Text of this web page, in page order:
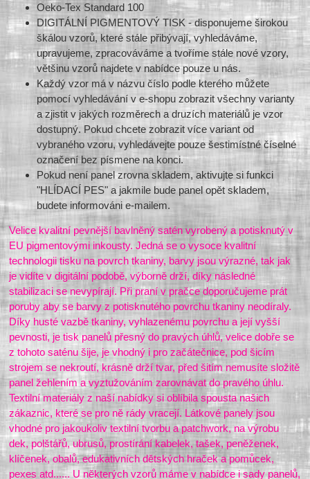
Oeko-Tex Standard 100
DIGITÁLNÍ PIGMENTOVÝ TISK - disponujeme širokou
škálou vzorů, které stále přibývají, vyhledáváme,
upravujeme, zpracováváme a tvoříme stále nové vzory,
většinu vzorů najdete v nabídce pouze u nás.
Každý vzor má v názvu číslo podle kterého můžete
pomocí vyhledávání v e-shopu zobrazit všechny varianty
a zjistit v jakých rozměrech a druzích materiálů je vzor
dostupný. Pokud chcete zobrazit více variant od
vybraného vzoru, vyhledávejte pouze šestimístné číselné
označení bez písmene na konci.
Pokud není panel zrovna skladem, aktivujte si funkci
"HLÍDACÍ PES" a jakmile bude panel opět skladem,
budete informováni e-mailem.
Velice kvalitní pevnější bavlněný satén vyrobený a potisknutý v
EU pigmentovými inkousty. Jedná se o vysoce kvalitní
technologii tisku na povrch tkaniny, barvy jsou výrazné, tak jak
je vidíte v digitální podobě, výborně drží, díky následné
stabilizaci se nevypírají. Při praní v pračce doporučujeme prát
poruby aby se barvy z potisknutého povrchu tkaniny neodíraly.
Díky husté vazbě tkaniny, vyhlazenému povrchu a její vyšší
pevnosti, je tisk panelů přesný do pravých úhlů, velice dobře se
z tohoto saténu šije, je vhodný i pro začátečnice, pod šicím
strojem se nekroutí, krásně drží tvar, před šitím nemusíte složitě
panel žehlením a vyztužováním zarovnávat do pravého úhlu.
Textilní materiály z naší nabídky si oblíbila spousta našich
zákaznic, které se pro ně rády vracejí. Látkové panely jsou
vhodné pro jakoukoliv textilní tvorbu a patchwork, na výrobu
dek, polštářů, ubrusů, prostírání kabelek, tašek, peněženek,
klíčenek, obalů, edukativních dětských hraček a pomůcek,
pexes atd...... U některých vzorů máme v nabídce i sady panelů,